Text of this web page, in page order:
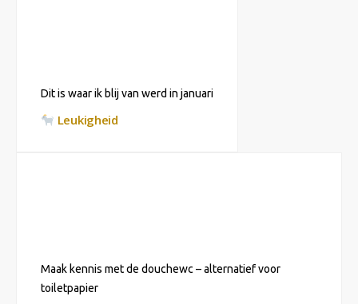
Dit is waar ik blij van werd in januari
Leukigheid
Maak kennis met de douchewc – alternatief voor
toiletpapier